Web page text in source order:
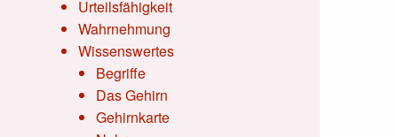
Urteilsfähigkeit
Wahrnehmung
Wissenswertes
Begriffe
Das Gehirn
Gehirnkarte